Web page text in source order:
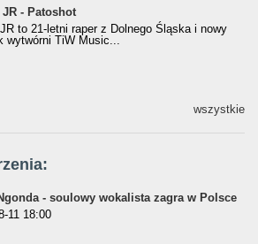
JR - Patoshot
JR to 21-letni raper z Dolnego Śląska i nowy
wytwórni TiW Music...
wszystkie
- soulowy wokalista zagra w Polsce
11 18:00